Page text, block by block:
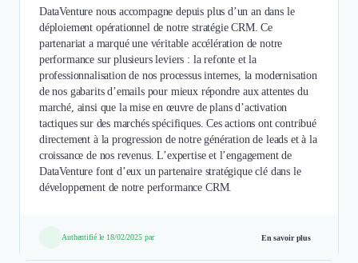
DataVenture nous accompagne depuis plus d’un an dans le
déploiement opérationnel de notre stratégie CRM. Ce
partenariat a marqué une véritable accélération de notre
performance sur plusieurs leviers : la refonte et la
professionnalisation de nos processus internes, la modernisation
de nos gabarits d’emails pour mieux répondre aux attentes du
marché, ainsi que la mise en œuvre de plans d’activation
tactiques sur des marchés spécifiques. Ces actions ont contribué
directement à la progression de notre génération de leads et à la
croissance de nos revenus. L’expertise et l’engagement de
DataVenture font d’eux un partenaire stratégique clé dans le
développement de notre performance CRM.
Authentifié le 18/02/2025 par En savoir plus